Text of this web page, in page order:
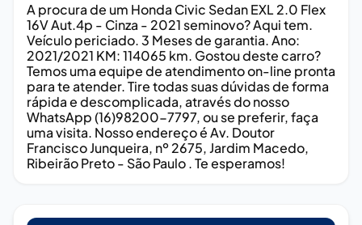
A procura de um Honda Civic Sedan EXL 2.0 Flex
16V Aut.4p - Cinza - 2021 seminovo? Aqui tem.
Veículo periciado. 3 Meses de garantia. Ano:
2021/2021 KM: 114065 km. Gostou deste carro?
Temos uma equipe de atendimento on-line pronta
para te atender. Tire todas suas dúvidas de forma
rápida e descomplicada, através do nosso
WhatsApp (16)98200-7797, ou se preferir, faça
uma visita. Nosso endereço é Av. Doutor
Francisco Junqueira, nº 2675, Jardim Macedo,
Ribeirão Preto - São Paulo . Te esperamos!